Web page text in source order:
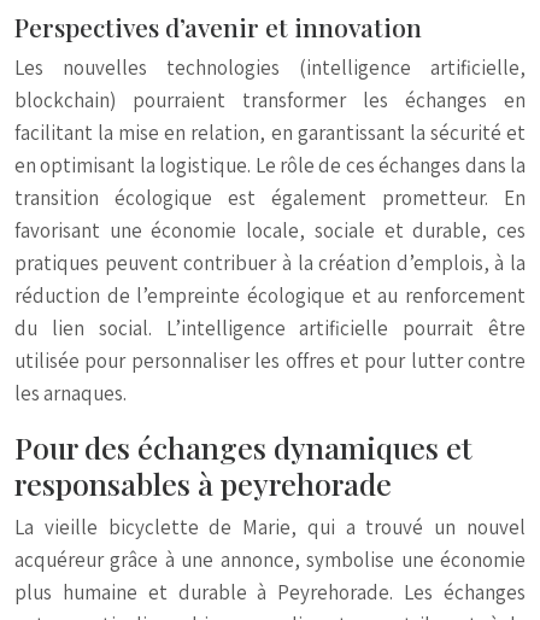
Perspectives d’avenir et innovation
Les nouvelles technologies (intelligence artificielle,
blockchain) pourraient transformer les échanges en
facilitant la mise en relation, en garantissant la sécurité et
en optimisant la logistique. Le rôle de ces échanges dans la
transition écologique est également prometteur. En
favorisant une économie locale, sociale et durable, ces
pratiques peuvent contribuer à la création d’emplois, à la
réduction de l’empreinte écologique et au renforcement
du lien social. L’intelligence artificielle pourrait être
utilisée pour personnaliser les offres et pour lutter contre
les arnaques.
Pour des échanges dynamiques et
responsables à peyrehorade
La vieille bicyclette de Marie, qui a trouvé un nouvel
acquéreur grâce à une annonce, symbolise une économie
plus humaine et durable à Peyrehorade. Les échanges